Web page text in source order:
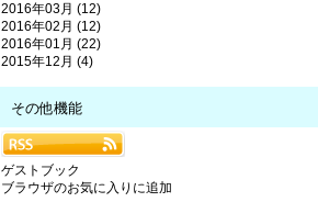
2016年03月 (12)
2016年02月 (12)
2016年01月 (22)
2015年12月 (4)
その他機能
ゲストブック
ブラウザのお気に入りに追加